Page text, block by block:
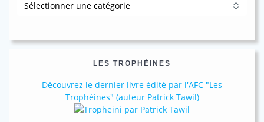
LES TROPHÉINES
Découvrez le dernier livre édité par l'AFC "Les
Trophéines" (auteur Patrick Tawil)